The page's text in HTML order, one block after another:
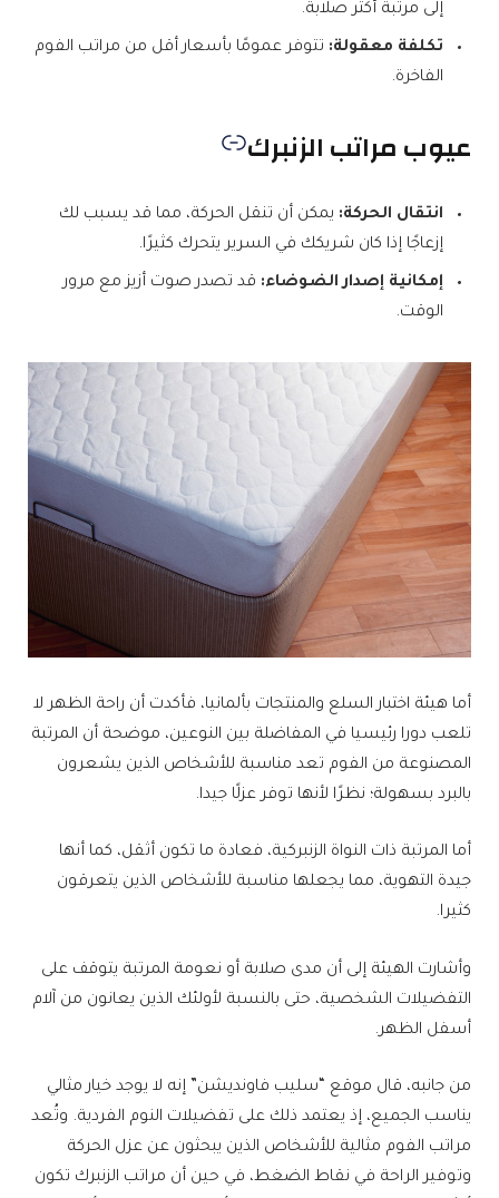
إلى مرتبة أكثر صلابة.
تكلفة معقولة: تتوفر عمومًا بأسعار أقل من مراتب الفوم
الفاخرة.
عيوب مراتب الزنبرك
انتقال الحركة: يمكن أن تنقل الحركة، مما قد يسبب لك
إزعاجًا إذا كان شريكك في السرير يتحرك كثيرًا.
إمكانية إصدار الضوضاء: قد تصدر صوت أزيز مع مرور
الوقت.
أما هيئة اختبار السلع والمنتجات بألمانيا، فأكدت أن راحة الظهر لا
تلعب دورا رئيسيا في المفاضلة بين النوعين، موضحة أن المرتبة
المصنوعة من الفوم تعد مناسبة للأشخاص الذين يشعرون
بالبرد بسهولة؛ نظرًا لأنها توفر عزلًا جيدا.
أما المرتبة ذات النواة الزنبركية، فعادة ما تكون أثقل، كما أنها
جيدة التهوية، مما يجعلها مناسبة للأشخاص الذين يتعرقون
كثيرا.
وأشارت الهيئة إلى أن مدى صلابة أو نعومة المرتبة يتوقف على
التفضيلات الشخصية، حتى بالنسبة لأولئك الذين يعانون من آلام
أسفل الظهر.
من جانبه، قال موقع “سليب فاونديشن” إنه لا يوجد خيار مثالي
يناسب الجميع، إذ يعتمد ذلك على تفضيلات النوم الفردية. وتُعد
مراتب الفوم مثالية للأشخاص الذين يبحثون عن عزل الحركة
وتوفير الراحة في نقاط الضغط، في حين أن مراتب الزنبرك تكون